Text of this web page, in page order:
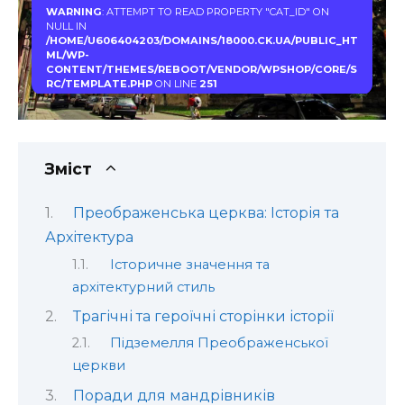
WARNING: ATTEMPT TO READ PROPERTY "CAT_ID" ON
NULL IN
/HOME/U606404203/DOMAINS/18000.CK.UA/PUBLIC_HT
ML/WP-
CONTENT/THEMES/REBOOT/VENDOR/WPSHOP/CORE/S
RC/TEMPLATE.PHPON LINE 251
Зміст
Преображенська церква: Історія та
Архітектура
Історичне значення та
архітектурний стиль
Трагічні та героїчні сторінки історії
Підземелля Преображенської
церкви
Поради для мандрівників